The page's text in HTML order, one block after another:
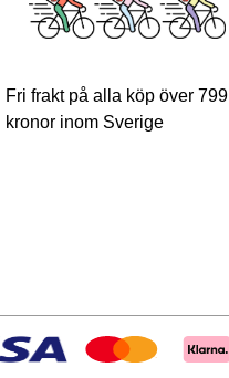
Fri frakt på alla köp över 799
kronor inom Sverige